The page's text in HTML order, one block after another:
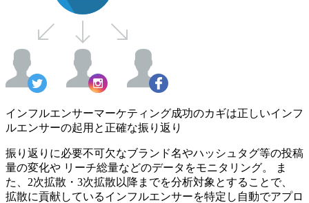
インフルエンサーマーケティング成功のカギは正しいインフ
ルエンサーの起用と正確な振り返り
振り返りに必要不可欠なブランド名やハッシュタグ等の投稿
量の変化や リーチ総量などのデータをモニタリング。 ま
た、2次拡散・3次拡散以降までを分析対象とすることで、
拡散に貢献しているインフルエンサーを特定し自動でアプロ